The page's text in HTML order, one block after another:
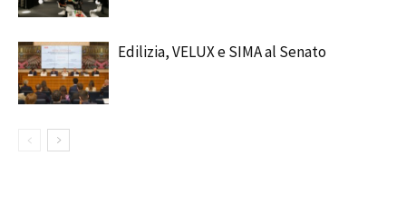
Edilizia, VELUX e SIMA al Senato